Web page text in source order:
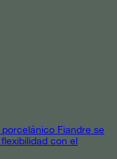
Fiandre se
con el